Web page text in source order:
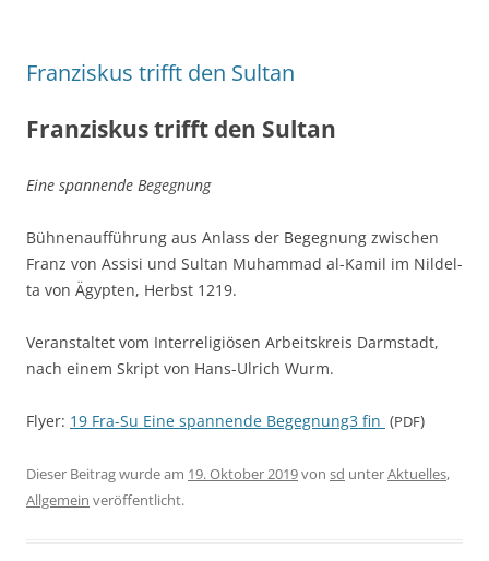
Franziskus trifft den Sultan
Franziskus trifft den Sultan
Eine span­nen­de Begegnung
Büh­nen­auf­füh­rung aus Anlass der Begeg­nung zwi­schen
Franz von Assi­si und Sul­tan Muham­mad al-Kamil im Nil­del­
ta von Ägyp­ten, Herbst 1219.
Ver­an­stal­tet vom Inter­re­li­giö­sen Arbeits­kreis Darm­stadt,
nach einem Skript von Hans-Ulrich Wurm.
Fly­er: 19 Fra-Su Eine span­nen­de Begegnung3 fin (PDF)
Dieser Beitrag wurde am 19. Oktober 2019von sd unterAktuelles,
Allgemein veröffentlicht.